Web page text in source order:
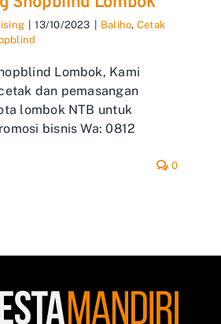
13/10/2023 Baliho, Cetak
Lombok, Kami
dan pemasangan
lombok NTB untuk
bisnis Wa: 0812
0